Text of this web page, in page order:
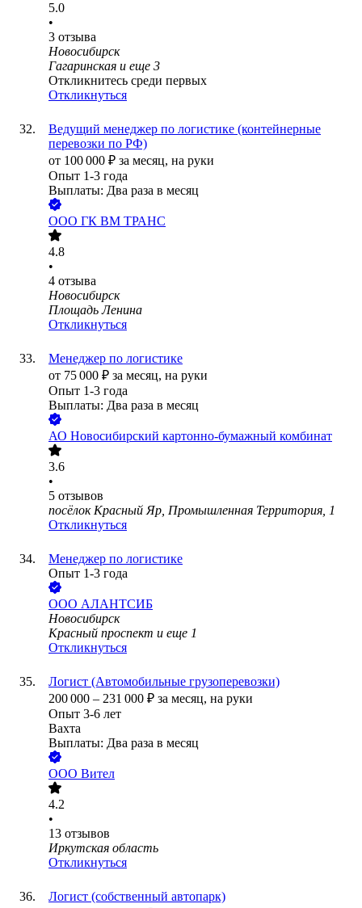
5.0
•
3 отзыва
Новосибирск
Гагаринская и еще 3
Откликнитесь среди первых
Откликнуться
Ведущий менеджер по логистике (контейнерные
перевозки по РФ)
от 100 000 ₽ за месяц, на руки
Опыт 1-3 года
Выплаты: Два раза в месяц
ООО ГК ВМ ТРАНС
4.8
•
4 отзыва
Новосибирск
Площадь Ленина
Откликнуться
Менеджер по логистике
от 75 000 ₽ за месяц, на руки
Опыт 1-3 года
Выплаты: Два раза в месяц
АО Новосибирский картонно-бумажный комбинат
3.6
•
5 отзывов
посёлок Красный Яр, Промышленная Территория, 1
Откликнуться
Менеджер по логистике
Опыт 1-3 года
ООО АЛАНТСИБ
Новосибирск
Красный проспект и еще 1
Откликнуться
Логист (Автомобильные грузоперевозки)
200 000 – 231 000 ₽ за месяц, на руки
Опыт 3-6 лет
Вахта
Выплаты: Два раза в месяц
ООО Вител
4.2
•
13 отзывов
Иркутская область
Откликнуться
Логист (собственный автопарк)